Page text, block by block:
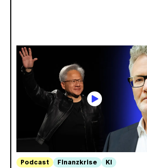
Podcast Finanzkrise KI